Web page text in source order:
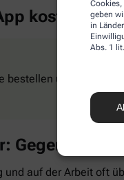
geben
in
Abs. 1
kostenlos
bestellen und Rezepte
Gegen Stress
und auf der Arbeit oft